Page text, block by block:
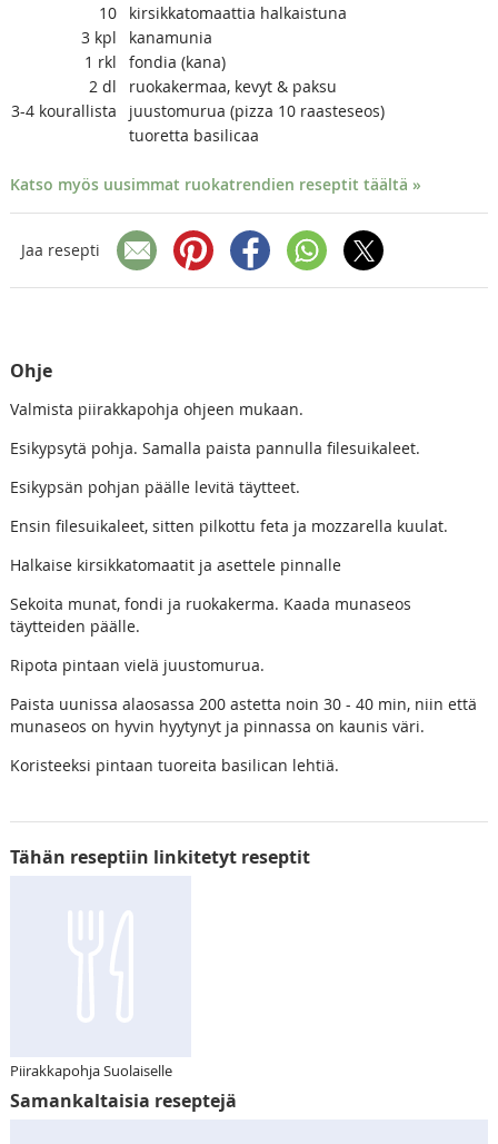
10
kirsikkatomaattia halkaistuna
3 kpl
kanamunia
1 rkl
fondia (kana)
2 dl
ruokakermaa, kevyt & paksu
3-4 kourallista
juustomurua (pizza 10 raasteseos)
tuoretta basilicaa
Katso myös uusimmat ruokatrendien reseptit täältä »
Jaa resepti
Ohje
Valmista piirakkapohja ohjeen mukaan.
Esikypsytä pohja. Samalla paista pannulla filesuikaleet.
Esikypsän pohjan päälle levitä täytteet.
Ensin filesuikaleet, sitten pilkottu feta ja mozzarella kuulat.
Halkaise kirsikkatomaatit ja asettele pinnalle
Sekoita munat, fondi ja ruokakerma. Kaada munaseos
täytteiden päälle.
Ripota pintaan vielä juustomurua.
Paista uunissa alaosassa 200 astetta noin 30 - 40 min, niin että
munaseos on hyvin hyytynyt ja pinnassa on kaunis väri.
Koristeeksi pintaan tuoreita basilican lehtiä.
Tähän reseptiin linkitetyt reseptit
Piirakkapohja Suolaiselle
Samankaltaisia reseptejä